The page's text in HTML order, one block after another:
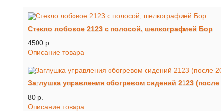
Стекло лобовое 2123 с полосой, шелкографией Бор
4500 p.
Описание товара
Заглушка управления обогревом сидений 2123 (после
80 p.
Описание товара